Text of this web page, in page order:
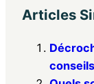
Articles